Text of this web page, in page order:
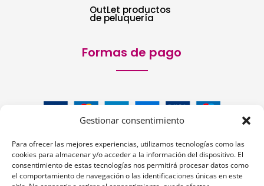
Gestionar consentimiento
Para ofrecer las mejores experiencias, utilizamos tecnologías como las
cookies para almacenar y/o acceder a la información del dispositivo. El
consentimiento de estas tecnologías nos permitirá procesar datos como
el comportamiento de navegación o las identificaciones únicas en este
OutLet productos
de peluquería
Formas de pago